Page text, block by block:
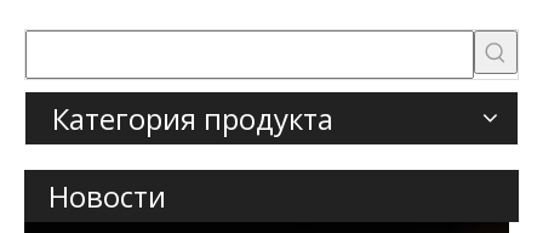
Категория продукта
Новости